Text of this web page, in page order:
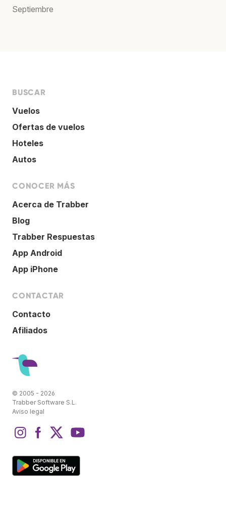
Septiembre
BUSCAR
Vuelos
Ofertas de vuelos
Hoteles
Autos
CONOCER MÁS
Acerca de Trabber
Blog
Trabber Respuestas
App Android
App iPhone
CONTACTAR
Contacto
Afiliados
© 2005 - 2026
Trabber Software S.L.
Aviso legal